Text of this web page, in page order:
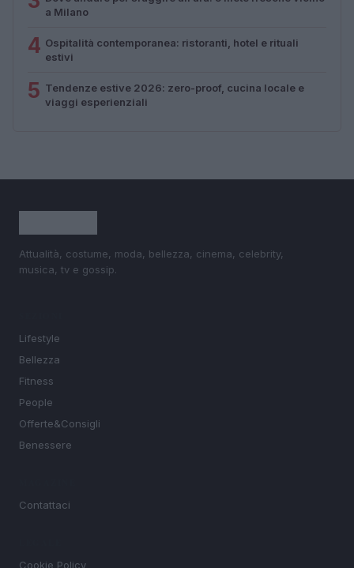
a Milano
4 Ospitalità contemporanea: ristoranti, hotel e rituali
estivi
5 Tendenze estive 2026: zero-proof, cucina locale e
viaggi esperienziali
Attualità, costume, moda, bellezza, cinema, celebrity,
musica, tv e gossip.
Lifestyle
Bellezza
Fitness
People
Offerte&Consigli
Benessere
Contattaci
Cookie Policy